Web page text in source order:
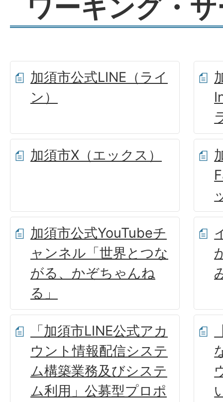
ワーキング・
加須市公式LINE（ライ
ン）
加須市X（エックス）
加須市公式YouTubeチ
ャンネル「世界とつな
がる、かぞちゃんね
る」
「加須市LINE公式アカ
ウント情報配信システ
ム構築業務及びシステ
ム利用」公募型プロポ